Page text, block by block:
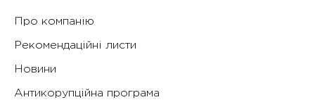
Про компанію
Рекомендаційні листи
Новини
Антикорупційна програма